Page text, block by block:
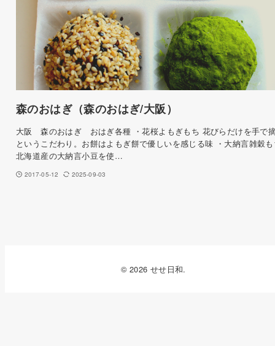
森のおはぎ（森のおはぎ/大阪）
大阪 森のおはぎ おはぎ各種 ・花桜よもぎもち 花びらだけを手で
というこだわり。お餅はよもぎ餅で優しいを感じる味 ・大納言雑穀
北海道産の大納言小豆を使…
2017-05-12 2025-09-03
© 2026 せせ日和.